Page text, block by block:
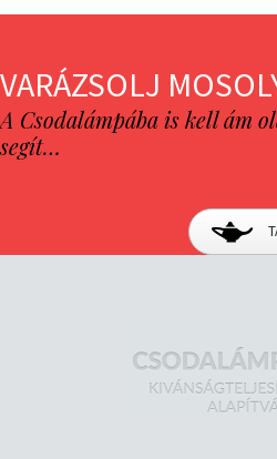
VARÁZSOLJ
A Csodalámpába is kell ám
segít…